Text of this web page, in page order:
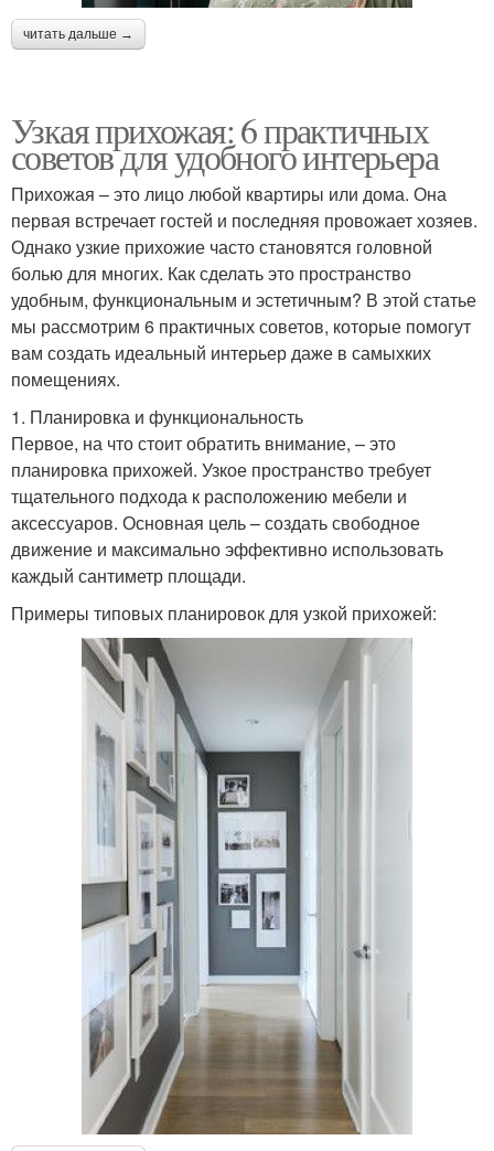
читать дальше →
Узкая прихожая: 6 практичных
советов для удобного интерьера
Прихожая – это лицо любой квартиры или дома. Она
первая встречает гостей и последняя провожает хозяев.
Однако узкие прихожие часто становятся головной
болью для многих. Как сделать это пространство
удобным, функциональным и эстетичным? В этой статье
мы рассмотрим 6 практичных советов, которые помогут
вам создать идеальный интерьер даже в самыхких
помещениях.
1. Планировка и функциональность
Первое, на что стоит обратить внимание, – это
планировка прихожей. Узкое пространство требует
тщательного подхода к расположению мебели и
аксессуаров. Основная цель – создать свободное
движение и максимально эффективно использовать
каждый сантиметр площади.
Примеры типовых планировок для узкой прихожей: